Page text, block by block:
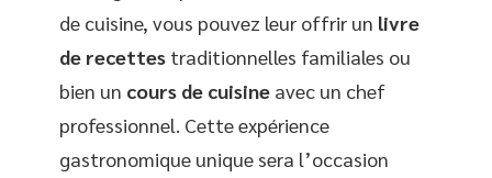
de cuisine, vous pouvez leur offrir un livre
de recettes traditionnelles familiales ou
bien un cours de cuisine avec un chef
professionnel. Cette expérience
gastronomique unique sera l’occasion